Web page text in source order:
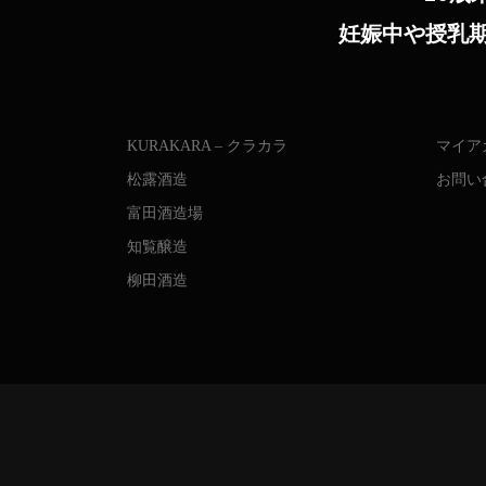
妊娠中や授乳
KURAKARA – クラカラ
松露酒造
富田酒造場
知覧醸造
柳田酒造
マイア
お問い